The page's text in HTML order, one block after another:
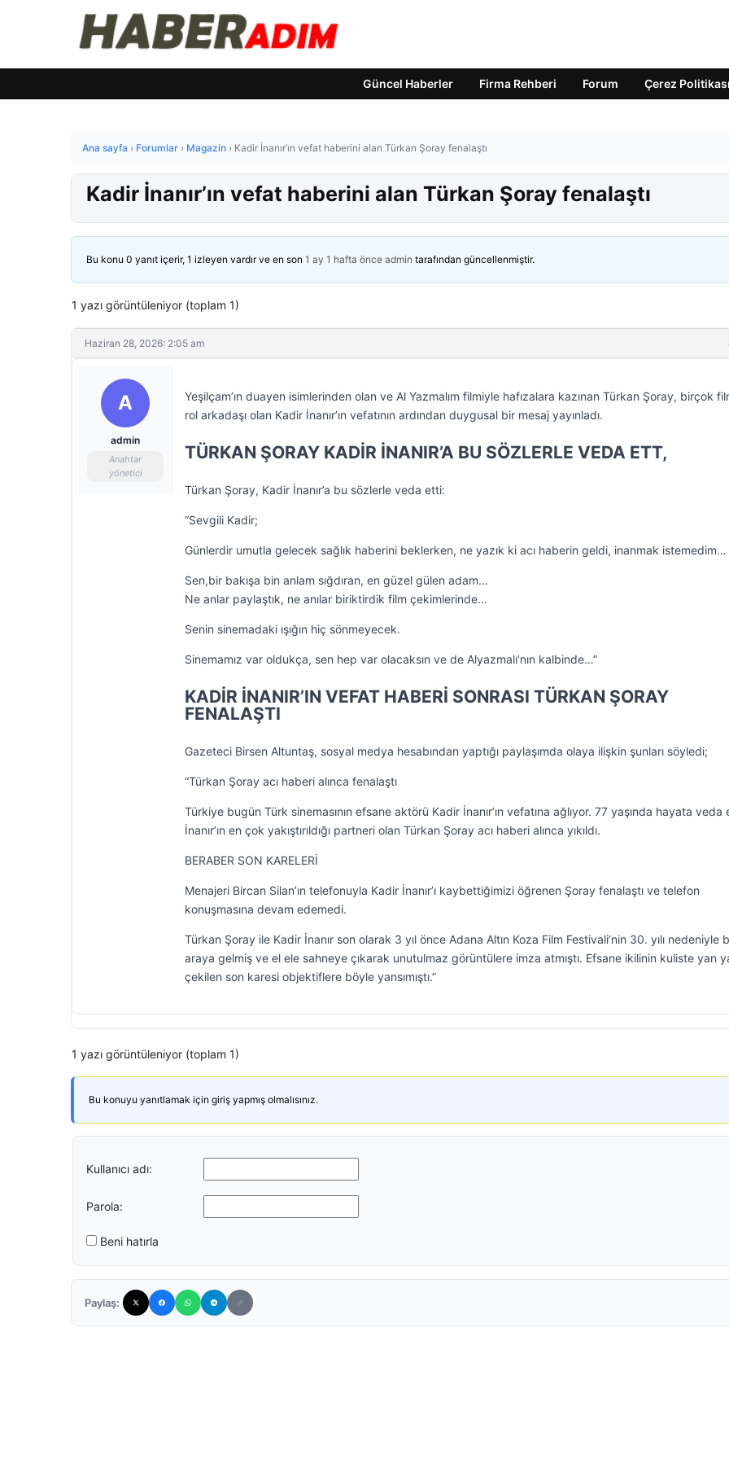
Güncel Haberler Firma Rehberi Forum Çerez Politikası
Ana sayfa › Forumlar › Magazin › Kadir İnanır’ın vefat haberini alan Türkan Şoray fenalaştı
Kadir İnanır’ın vefat haberini alan Türkan Şoray fenalaştı
Bu konu 0 yanıt içerir, 1 izleyen vardır ve en son 1 ay 1 hafta önce admin tarafından güncellenmiştir.
1 yazı görüntüleniyor (toplam 1)
Haziran 28, 2026: 2:05 am
A
admin
Anahtar
yönetici
Yeşilçam’ın duayen isimlerinden olan ve Al Yazmalım filmiyle hafızalara kazınan Türkan Şoray, birçok
rol arkadaşı olan Kadir İnanır’ın vefatının ardından duygusal bir mesaj yayınladı.
TÜRKAN ŞORAY KADİR İNANIR’A BU SÖZLERLE VEDA ETT,
Türkan Şoray, Kadir İnanır’a bu sözlerle veda etti:
“Sevgili Kadir;
Günlerdir umutla gelecek sağlık haberini beklerken, ne yazık ki acı haberin geldi, inanmak istemedim…
Sen,bir bakışa bin anlam sığdıran, en güzel gülen adam…
Ne anlar paylaştık, ne anılar biriktirdik film çekimlerinde…
Senin sinemadaki ışığın hiç sönmeyecek.
Sinemamız var oldukça, sen hep var olacaksın ve de Alyazmalı’nın kalbinde…”
KADİR İNANIR’IN VEFAT HABERİ SONRASI TÜRKAN ŞORAY
FENALAŞTI
Gazeteci Birsen Altuntaş, sosyal medya hesabından yaptığı paylaşımda olaya ilişkin şunları söyledi;
“Türkan Şoray acı haberi alınca fenalaştı
Türkiye bugün Türk sinemasının efsane aktörü Kadir İnanır’ın vefatına ağlıyor. 77 yaşında hayata veda
İnanır’ın en çok yakıştırıldığı partneri olan Türkan Şoray acı haberi alınca yıkıldı.
BERABER SON KARELERİ
Menajeri Bircan Silan’ın telefonuyla Kadir İnanır’ı kaybettiğimizi öğrenen Şoray fenalaştı ve telefon
konuşmasına devam edemedi.
Türkan Şoray ile Kadir İnanır son olarak 3 yıl önce Adana Altın Koza Film Festivali’nin 30. yılı nedeniyle
araya gelmiş ve el ele sahneye çıkarak unutulmaz görüntülere imza atmıştı. Efsane ikilinin kuliste yan
çekilen son karesi objektiflere böyle yansımıştı.”
1 yazı görüntüleniyor (toplam 1)
Bu konuyu yanıtlamak için giriş yapmış olmalısınız.
Kullanıcı adı:
Parola:
Beni hatırla
Paylaş: